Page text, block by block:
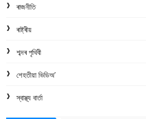
ৰাজনীতি
ৰাষ্ট্ৰীয়
শব্দৰ পৃথিবী
শেহতীয়া ভিডিঅ’
স্বাস্থ্য বাৰ্তা